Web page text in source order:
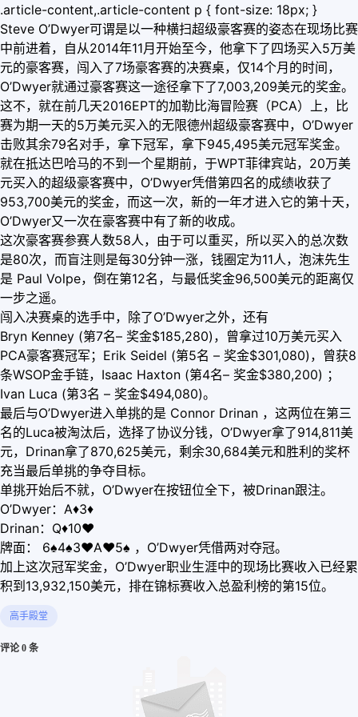
.article-content,.article-content p { font-size: 18px; }
Steve O’Dwyer可谓是以一种横扫超级豪客赛的姿态在现场比赛
中前进着，自从2014年11月开始至今，他拿下了四场买入5万美
元的豪客赛，闯入了7场豪客赛的决赛桌，仅14个月的时间，
O’Dwyer就通过豪客赛这一途径拿下了7,003,209美元的奖金。
这不，就在前几天2016EPT的加勒比海冒险赛（PCA）上，比
赛为期一天的5万美元买入的无限德州超级豪客赛中，O’Dwyer
击败其余79名对手，拿下冠军，拿下945,495美元冠军奖金。
就在抵达巴哈马的不到一个星期前，于WPT菲律宾站，20万美
元买入的超级豪客赛中，O’Dwyer凭借第四名的成绩收获了
953,700美元的奖金，而这一次，新的一年才进入它的第十天，
O’Dwyer又一次在豪客赛中有了新的收成。
这次豪客赛参赛人数58人，由于可以重买，所以买入的总次数
是80次，而盲注则是每30分钟一涨，钱圈定为11人，泡沫先生
是 Paul Volpe，倒在第12名，与最低奖金96,500美元的距离仅
一步之遥。
闯入决赛桌的选手中，除了O’Dwyer之外，还有
Bryn Kenney (第7名– 奖金$185,280)，曾拿过10万美元买入
PCA豪客赛冠军；Erik Seidel (第5名 – 奖金$301,080)，曾获8
条WSOP金手链，Isaac Haxton (第4名– 奖金$380,200) ；
Ivan Luca (第3名 – 奖金$494,080)。
最后与O’Dwyer进入单挑的是 Connor Drinan ，这两位在第三
名的Luca被淘汰后，选择了协议分钱，O’Dwyer拿了914,811美
元，Drinan拿了870,625美元，剩余30,684美元和胜利的奖杯
充当最后单挑的争夺目标。
单挑开始后不就，O’Dwyer在按钮位全下，被Drinan跟注。
O’Dwyer：A♦3♦
Drinan：Q♦10♥
牌面： 6♠4♠3♥A♥5♠ ，O’Dwyer凭借两对夺冠。
加上这次冠军奖金，O’Dwyer职业生涯中的现场比赛收入已经累
积到13,932,150美元，排在锦标赛收入总盈利榜的第15位。
高手殿堂
评论 0 条